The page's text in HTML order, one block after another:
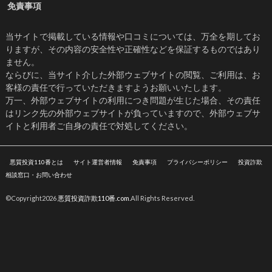
免責事項
当サイトで掲載している情報や口コミについては、万全を期してお
りますが、その内容の安全性や正確性などを保証するものではあり
ません。
ならびに、当サイト介した外部ウェブサイトの閲覧、ご利用は、お
客様の責任で行っていただきますようお願いいたします。
万一、外部ウェブサイトの利用につき問題が生じた場合、その責任
はリンク先の外部ウェブサイトが負っていますので、外部ウェブサ
イトと利用者ご自身の責任で対処してください。
悪質投資110番とは サイト運営者情報 免責事項 プライバシーポリシー
投資詐欺
相談窓口・お問い合わせ
©Copyright2026 悪質投資詐欺110番.com .All Rights Reserved.